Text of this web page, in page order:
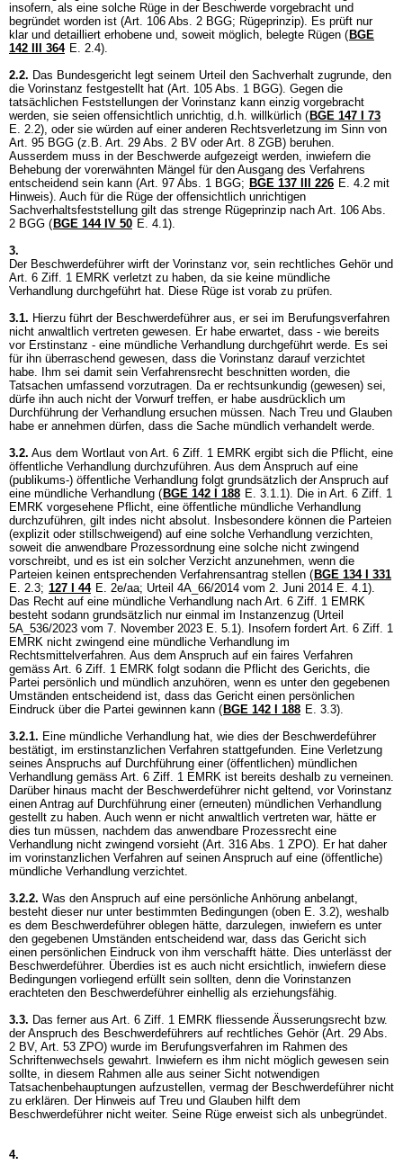
insofern, als eine solche Rüge in der Beschwerde vorgebracht und
begründet worden ist (Art. 106 Abs. 2 BGG; Rügeprinzip). Es prüft nur
klar und detailliert erhobene und, soweit möglich, belegte Rügen ( BGE
142 III 364 E. 2.4).
2.2. Das Bundesgericht legt seinem Urteil den Sachverhalt zugrunde, den
die Vorinstanz festgestellt hat (Art. 105 Abs. 1 BGG). Gegen die
tatsächlichen Feststellungen der Vorinstanz kann einzig vorgebracht
werden, sie seien offensichtlich unrichtig, d.h. willkürlich ( BGE 147 I 73
E. 2.2), oder sie würden auf einer anderen Rechtsverletzung im Sinn von
Art. 95 BGG (z.B. Art. 29 Abs. 2 BV oderArt. 8 ZGB) beruhen.
Ausserdem muss in der Beschwerde aufgezeigt werden, inwiefern die
Behebung der vorerwähnten Mängel für den Ausgang des Verfahrens
entscheidend sein kann (Art. 97 Abs. 1 BGG; BGE 137 III 226 E. 4.2 mit
Hinweis). Auch für die Rüge der offensichtlich unrichtigen
Sachverhaltsfeststellung gilt das strenge Rügeprinzip nach Art. 106 Abs.
2 BGG ( BGE 144 IV 50 E. 4.1).
3.
Der Beschwerdeführer wirft der Vorinstanz vor, sein rechtliches Gehör und
Art. 6 Ziff. 1 EMRK verletzt zu haben, da sie keine mündliche
Verhandlung durchgeführt hat. Diese Rüge ist vorab zu prüfen.
3.1. Hierzu führt der Beschwerdeführer aus, er sei im Berufungsverfahren
nicht anwaltlich vertreten gewesen. Er habe erwartet, dass - wie bereits
vor Erstinstanz - eine mündliche Verhandlung durchgeführt werde. Es sei
für ihn überraschend gewesen, dass die Vorinstanz darauf verzichtet
habe. Ihm sei damit sein Verfahrensrecht beschnitten worden, die
Tatsachen umfassend vorzutragen. Da er rechtsunkundig (gewesen) sei,
dürfe ihn auch nicht der Vorwurf treffen, er habe ausdrücklich um
Durchführung der Verhandlung ersuchen müssen. Nach Treu und Glauben
habe er annehmen dürfen, dass die Sache mündlich verhandelt werde.
3.2. Aus dem Wortlaut von Art. 6 Ziff. 1 EMRK ergibt sich die Pflicht, eine
öffentliche Verhandlung durchzuführen. Aus dem Anspruch auf eine
(publikums-) öffentliche Verhandlung folgt grundsätzlich der Anspruch auf
eine mündliche Verhandlung ( BGE 142 I 188 E. 3.1.1). Die in Art. 6 Ziff. 1
EMRK vorgesehene Pflicht, eine öffentliche mündliche Verhandlung
durchzuführen, gilt indes nicht absolut. Insbesondere können die Parteien
(explizit oder stillschweigend) auf eine solche Verhandlung verzichten,
soweit die anwendbare Prozessordnung eine solche nicht zwingend
vorschreibt, und es ist ein solcher Verzicht anzunehmen, wenn die
Parteien keinen entsprechenden Verfahrensantrag stellen ( BGE 134 I 331
E. 2.3; 127 I 44 E. 2e/aa; Urteil 4A_66/2014 vom 2. Juni 2014 E. 4.1).
Das Recht auf eine mündliche Verhandlung nach Art. 6 Ziff. 1 EMRK
besteht sodann grundsätzlich nur einmal im Instanzenzug (Urteil
5A_536/2023 vom 7. November 2023 E. 5.1). Insofern fordert Art. 6 Ziff. 1
EMRK nicht zwingend eine mündliche Verhandlung im
Rechtsmittelverfahren. Aus dem Anspruch auf ein faires Verfahren
gemäss Art. 6 Ziff. 1 EMRK folgt sodann die Pflicht des Gerichts, die
Partei persönlich und mündlich anzuhören, wenn es unter den gegebenen
Umständen entscheidend ist, dass das Gericht einen persönlichen
Eindruck über die Partei gewinnen kann ( BGE 142 I 188 E. 3.3).
3.2.1. Eine mündliche Verhandlung hat, wie dies der Beschwerdeführer
bestätigt, im erstinstanzlichen Verfahren stattgefunden. Eine Verletzung
seines Anspruchs auf Durchführung einer (öffentlichen) mündlichen
Verhandlung gemäss Art. 6 Ziff. 1 EMRK ist bereits deshalb zu verneinen.
Darüber hinaus macht der Beschwerdeführer nicht geltend, vor Vorinstanz
einen Antrag auf Durchführung einer (erneuten) mündlichen Verhandlung
gestellt zu haben. Auch wenn er nicht anwaltlich vertreten war, hätte er
dies tun müssen, nachdem das anwendbare Prozessrecht eine
Verhandlung nicht zwingend vorsieht (Art. 316 Abs. 1 ZPO). Er hat daher
im vorinstanzlichen Verfahren auf seinen Anspruch auf eine (öffentliche)
mündliche Verhandlung verzichtet.
3.2.2. Was den Anspruch auf eine persönliche Anhörung anbelangt,
besteht dieser nur unter bestimmten Bedingungen (oben E. 3.2), weshalb
es dem Beschwerdeführer oblegen hätte, darzulegen, inwiefern es unter
den gegebenen Umständen entscheidend war, dass das Gericht sich
einen persönlichen Eindruck von ihm verschafft hätte. Dies unterlässt der
Beschwerdeführer. Überdies ist es auch nicht ersichtlich, inwiefern diese
Bedingungen vorliegend erfüllt sein sollten, denn die Vorinstanzen
erachteten den Beschwerdeführer einhellig als erziehungsfähig.
3.3. Das ferner aus Art. 6 Ziff. 1 EMRK fliessende Äusserungsrecht bzw.
der Anspruch des Beschwerdeführers auf rechtliches Gehör (Art. 29 Abs.
2 BV, Art. 53 ZPO) wurde im Berufungsverfahren im Rahmen des
Schriftenwechsels gewahrt. Inwiefern es ihm nicht möglich gewesen sein
sollte, in diesem Rahmen alle aus seiner Sicht notwendigen
Tatsachenbehauptungen aufzustellen, vermag der Beschwerdeführer nicht
zu erklären. Der Hinweis auf Treu und Glauben hilft dem
Beschwerdeführer nicht weiter. Seine Rüge erweist sich als unbegründet.
4.